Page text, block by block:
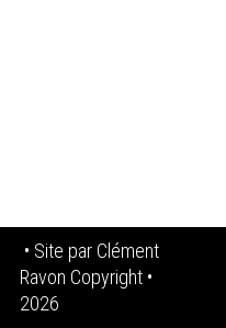
• Site par Clément
Ravon Copyright •
2026